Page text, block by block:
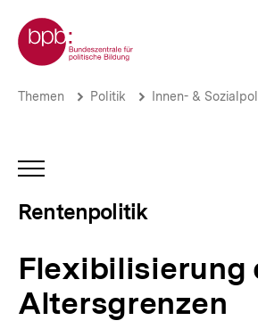
zum
Seiteninhalt
springen
Zur Startseite der bpb
Flexibilisierung
Rentenpolitik
Brotkrümelnavigation
Pfadnavigation
Themen Politik Innen- &
INHALTSNAVIGATION
Rentenpolitik
Flexibilisierung
Altersgrenzen